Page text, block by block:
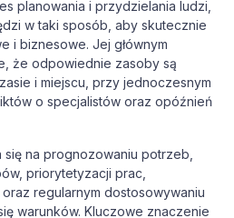
planowania i przydzielania ludzi,
w taki sposób, aby skutecznie
i biznesowe. Jej głównym
że odpowiednie zasoby są
i miejscu, przy jednoczesnym
o specjalistów oraz opóźnień
na prognozowaniu potrzeb,
priorytetyzacji prac,
regularnym dostosowywaniu
warunków. Kluczowe znaczenie